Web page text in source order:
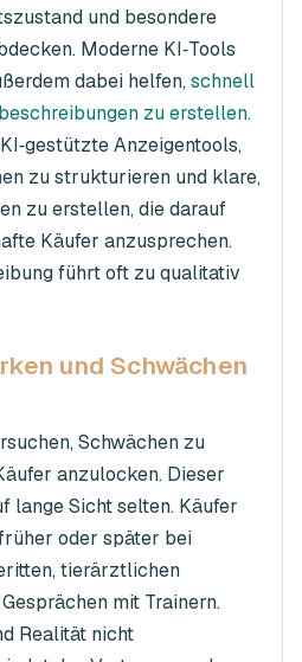
und besondere
Moderne KI‑Tools
dabei helfen, schnell
zu erstellen.
Anzeigentools,
zu strukturieren und klare,
zu erstellen, die darauf
Käufer anzusprechen.
führt oft zu qualitativ
und Schwächen
Schwächen zu
anzulocken. Dieser
lange Sicht selten. Käufer
oder später bei
tierärztlichen
mit Trainern.
Realität nicht